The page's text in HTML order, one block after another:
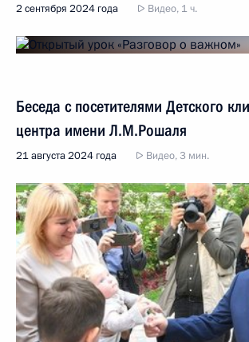
2 сентября 2024 года Видео, 1 ч.
Беседа с посетителями Детского
центра имени Л.М.Рошаля
21 августа 2024 года Видео, 3 мин.